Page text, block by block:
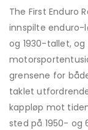
The First Enduro
innspilte enduro-
og 1930-tallet,
grensene for
taklet
kappløp mot
sted på 1950-